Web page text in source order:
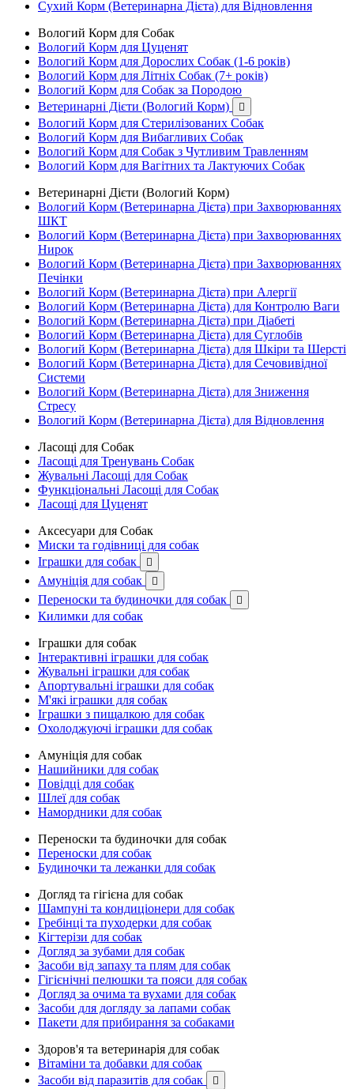
Сухий Корм (Ветеринарна Дієта) для Відновлення
Вологий Корм для Собак
Вологий Корм для Цуценят
Вологий Корм для Дорослих Собак (1-6 років)
Вологий Корм для Літніх Собак (7+ років)
Вологий Корм для Собак за Породою
Ветеринарні Дієти (Вологий Корм)

Вологий Корм для Стерилізованих Собак
Вологий Корм для Вибагливих Собак
Вологий Корм для Собак з Чутливим Травленням
Вологий Корм для Вагітних та Лактуючих Собак
Ветеринарні Дієти (Вологий Корм)
Вологий Корм (Ветеринарна Дієта) при Захворюваннях
ШКТ
Вологий Корм (Ветеринарна Дієта) при Захворюваннях
Нирок
Вологий Корм (Ветеринарна Дієта) при Захворюваннях
Печінки
Вологий Корм (Ветеринарна Дієта) при Алергії
Вологий Корм (Ветеринарна Дієта) для Контролю Ваги
Вологий Корм (Ветеринарна Дієта) при Діабеті
Вологий Корм (Ветеринарна Дієта) для Суглобів
Вологий Корм (Ветеринарна Дієта) для Шкіри та Шерсті
Вологий Корм (Ветеринарна Дієта) для Сечовивідної
Системи
Вологий Корм (Ветеринарна Дієта) для Зниження
Стресу
Вологий Корм (Ветеринарна Дієта) для Відновлення
Ласощі для Собак
Ласощі для Тренувань Собак
Жувальні Ласощі для Собак
Функціональні Ласощі для Собак
Ласощі для Цуценят
Аксесуари для Собак
Миски та годівниці для собак
Іграшки для собак

Амуніція для собак 
Переноски та будиночки для собак 
Килимки для собак
Іграшки для собак
Інтерактивні іграшки для собак
Жувальні іграшки для собак
Апортувальні іграшки для собак
М'які іграшки для собак
Іграшки з пищалкою для собак
Охолоджуючі іграшки для собак
Амуніція для собак
Нашийники для собак
Повідці для собак
Шлеї для собак
Намордники для собак
Переноски та будиночки для собак
Переноски для собак
Будиночки та лежанки для собак
Догляд та гігієна для собак
Шампуні та кондиціонери для собак
Гребінці та пуходерки для собак
Кігтерізи для собак
Догляд за зубами для собак
Засоби від запаху та плям для собак
Гігієнічні пелюшки та пояси для собак
Догляд за очима та вухами для собак
Засоби для догляду за лапами собак
Пакети для прибирання за собаками
Здоров'я та ветеринарія для собак
Вітаміни та добавки для собак
Засоби від паразитів для собак
